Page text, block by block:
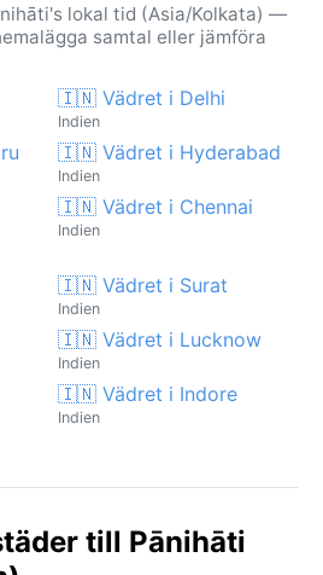
lokal tid (Asia/Kolkata) —
samtal eller jämföra
🇮🇳 Vädret i Delhi
Indien
🇮🇳 Vädret i Hyderabad
Indien
🇮🇳 Vädret i Chennai
Indien
🇮🇳 Vädret i Surat
Indien
🇮🇳 Vädret i Lucknow
Indien
🇮🇳 Vädret i Indore
Indien
till Pānihāti